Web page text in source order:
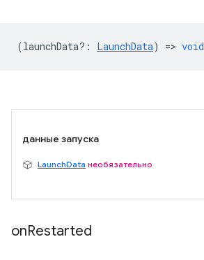
(launchData? : LaunchData) => void
данные запуска
LaunchData необязательно
onRestarted